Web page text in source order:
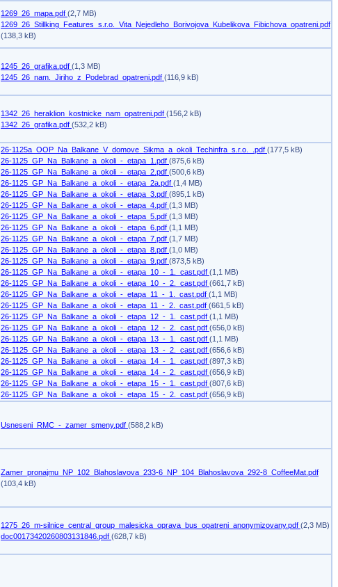
1269_26_mapa.pdf (2,7 MB)
1269_26_Stillking_Features_s.r.o._Vita_Nejedleho_Borivojova_Kubelikova_Fibichova_opatreni.pdf
(138,3 kB)
1245_26_grafika.pdf (1,3 MB)
1245_26_nam._Jiriho_z_Podebrad_opatreni.pdf (116,9 kB)
1342_26_heraklion_kostnicke_nam_opatreni.pdf (156,2 kB)
1342_26_grafika.pdf (532,2 kB)
26-1125a_OOP_Na_Balkane_V_domove_Sikma_a_okoli_Techinfra_s.r.o._.pdf (177,5 kB)
26-1125_GP_Na_Balkane_a_okoli_-_etapa_1.pdf (875,6 kB)
26-1125_GP_Na_Balkane_a_okoli_-_etapa_2.pdf (500,6 kB)
26-1125_GP_Na_Balkane_a_okoli_-_etapa_2a.pdf (1,4 MB)
26-1125_GP_Na_Balkane_a_okoli_-_etapa_3.pdf (895,1 kB)
26-1125_GP_Na_Balkane_a_okoli_-_etapa_4.pdf (1,3 MB)
26-1125_GP_Na_Balkane_a_okoli_-_etapa_5.pdf (1,3 MB)
26-1125_GP_Na_Balkane_a_okoli_-_etapa_6.pdf (1,1 MB)
26-1125_GP_Na_Balkane_a_okoli_-_etapa_7.pdf (1,7 MB)
26-1125_GP_Na_Balkane_a_okoli_-_etapa_8.pdf (1,0 MB)
26-1125_GP_Na_Balkane_a_okoli_-_etapa_9.pdf (873,5 kB)
26-1125_GP_Na_Balkane_a_okoli_-_etapa_10_-_1._cast.pdf (1,1 MB)
26-1125_GP_Na_Balkane_a_okoli_-_etapa_10_-_2._cast.pdf (661,7 kB)
26-1125_GP_Na_Balkane_a_okoli_-_etapa_11_-_1._cast.pdf (1,1 MB)
26-1125_GP_Na_Balkane_a_okoli_-_etapa_11_-_2._cast.pdf (661,5 kB)
26-1125_GP_Na_Balkane_a_okoli_-_etapa_12_-_1._cast.pdf (1,1 MB)
26-1125_GP_Na_Balkane_a_okoli_-_etapa_12_-_2._cast.pdf (656,0 kB)
26-1125_GP_Na_Balkane_a_okoli_-_etapa_13_-_1._cast.pdf (1,1 MB)
26-1125_GP_Na_Balkane_a_okoli_-_etapa_13_-_2._cast.pdf (656,6 kB)
26-1125_GP_Na_Balkane_a_okoli_-_etapa_14_-_1._cast.pdf (897,3 kB)
26-1125_GP_Na_Balkane_a_okoli_-_etapa_14_-_2._cast.pdf (656,9 kB)
26-1125_GP_Na_Balkane_a_okoli_-_etapa_15_-_1._cast.pdf (807,6 kB)
26-1125_GP_Na_Balkane_a_okoli_-_etapa_15_-_2._cast.pdf (656,9 kB)
Usneseni_RMC_-_zamer_smeny.pdf (588,2 kB)
Zamer_pronajmu_NP_102_Blahoslavova_233-6_NP_104_Blahoslavova_292-8_CoffeeMat.pdf
(103,4 kB)
1275_26_m-silnice_central_group_malesicka_oprava_bus_opatreni_anonymizovany.pdf (2,3 MB)
doc00173420260803131846.pdf (628,7 kB)